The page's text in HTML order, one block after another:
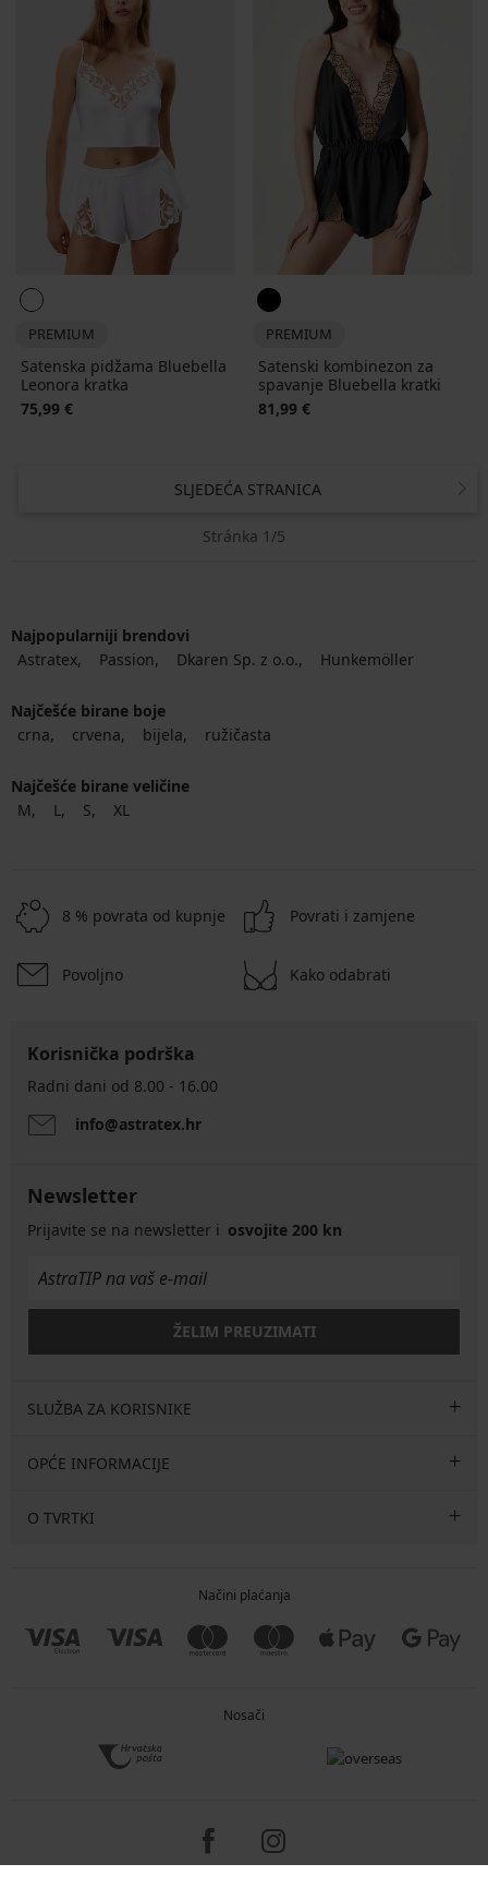
PREMIUM
Satenska pidžama Bluebella
Leonora kratka
75,99 €
PREMIUM
Satenski kombinezon za
spavanje Bluebella kratki
81,99 €
SLJEDEĆA STRANICA
Stránka 1/5
Najpopularniji brendovi
Astratex
Passion Dkaren Sp. z o.o. Hunkemöller
Najčešće birane boje
crna
crvena bijela ružičasta
Najčešće birane veličine
M
L S XL
8 % povrata od kupnje Povrati i zamjene
Povoljno Kako odabrati
Korisnička podrška
Radni dani od 8.00 - 16.00
info@astratex.hr
Newsletter
Prijavite se na newsletter i osvojite 200 kn
ŽELIM PREUZIMATI
SLUŽBA ZA KORISNIKE
OPĆE INFORMACIJE
O TVRTKI
Načini plaćanja
Nosači